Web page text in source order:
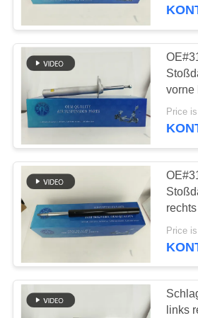
KONTAKTIERE
UNS
NACHRICHTEN
FORDERN
SIE EIN
ANGEBOT
MERCEDES-
BENZluft-
Teile
BMW-Luft-
Teile
vorne
links